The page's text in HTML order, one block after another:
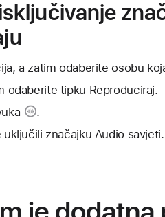
a zatim odaberite osobu
odaberite tipku Reproduciraj.
.
značajku Audio